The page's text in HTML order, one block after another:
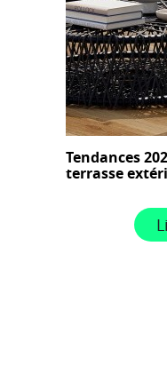
Tendances
terrasse